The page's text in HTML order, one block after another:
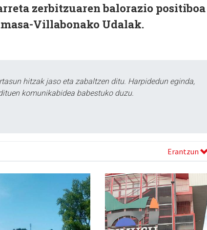
zerbitzuaren balorazio positiboa
Villabonako Udalak.
hitzak jaso eta zabaltzen ditu. Harpidedun eginda,
komunikabidea babestuko duzu.
Erantzun